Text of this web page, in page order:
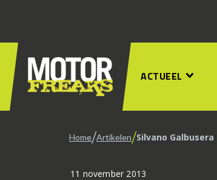
ACTUEEL
Home/Artikelen/Silvano
11 november 2013